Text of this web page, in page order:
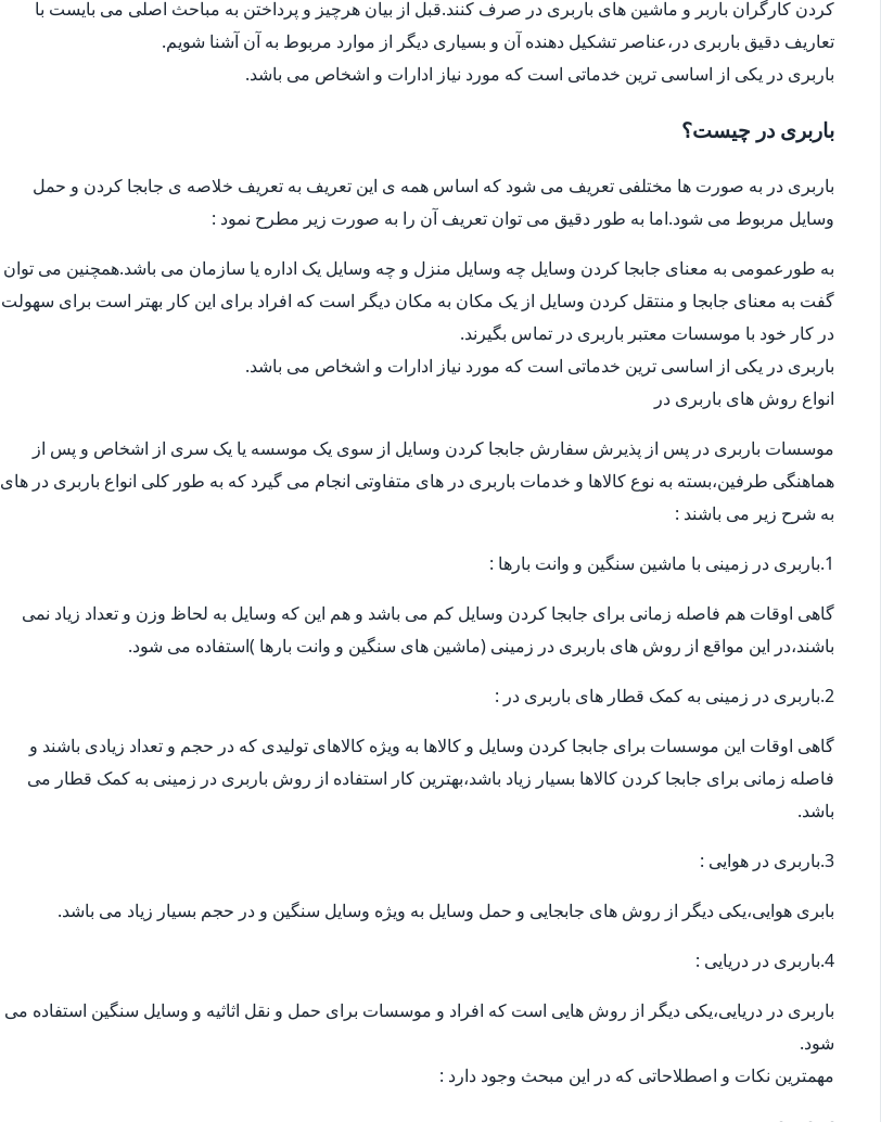
کردن کارگران باربر و ماشین های باربری در صرف کنند.قبل از بیان هرچیز و پرداختن به مباحث اصلی می بایست با
تعاریف دقیق باربری در،عناصر تشکیل دهنده آن و بسیاری دیگر از موارد مربوط به آن آشنا شویم.
باربری در یکی از اساسی ترین خدماتی است که مورد نیاز ادارات و اشخاص می باشد.
باربری در چیست؟
باربری در به صورت ها مختلفی تعریف می شود که اساس همه ی این تعریف به تعریف خلاصه ی جابجا کردن و حمل
وسایل مربوط می شود.اما به طور دقیق می توان تعریف آن را به صورت زیر مطرح نمود :
به طورعمومی به معنای جابجا کردن وسایل چه وسایل منزل و چه وسایل یک اداره یا سازمان می باشد.همچنین می توان
گفت به معنای جابجا و منتقل کردن وسایل از یک مکان به مکان دیگر است که افراد برای این کار بهتر است برای سهولت
در کار خود با موسسات معتبر باربری در تماس بگیرند.
باربری در یکی از اساسی ترین خدماتی است که مورد نیاز ادارات و اشخاص می باشد.
انواع روش های باربری در
موسسات باربری در پس از پذیرش سفارش جابجا کردن وسایل از سوی یک موسسه یا یک سری از اشخاص و پس از
هماهنگی طرفین،بسته به نوع کالاها و خدمات باربری در های متفاوتی انجام می گیرد که به طور کلی انواع باربری در های
به شرح زیر می باشند :
1.باربری در زمینی با ماشین سنگین و وانت بارها :
گاهی اوقات هم فاصله زمانی برای جابجا کردن وسایل کم می باشد و هم این که وسایل به لحاظ وزن و تعداد زیاد نمی
باشند،در این مواقع از روش های باربری در زمینی (ماشین های سنگین و وانت بارها )استفاده می شود.
2.باربری در زمینی به کمک قطار های باربری در :
گاهی اوقات این موسسات برای جابجا کردن وسایل و کالاها به ویژه کالاهای تولیدی که در حجم و تعداد زیادی باشند و
فاصله زمانی برای جابجا کردن کالاها بسیار زیاد باشد،بهترین کار استفاده از روش باربری در زمینی به کمک قطار می
باشد.
3.باربری در هوایی :
بابری هوایی،یکی دیگر از روش های جابجایی و حمل وسایل به ویژه وسایل سنگین و در حجم بسیار زیاد می باشد.
4.باربری در دریایی :
باربری در دریایی،یکی دیگر از روش هایی است که افراد و موسسات برای حمل و نقل اثاثیه و وسایل سنگین استفاده می
شود.
مهمترین نکات و اصطلاحاتی که در این مبحث وجود دارد :